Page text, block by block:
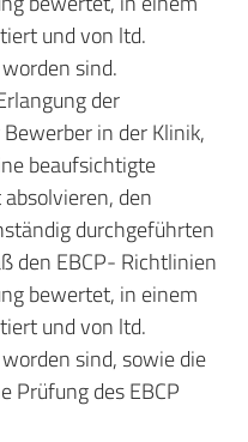
und von ltd.
sind.
der
in der Klinik,
beaufsichtigte
den
durchgeführten
den EBCP- Richtlinien
bewertet, in einem
und von ltd.
sind, sowie die
Prüfung des EBCP